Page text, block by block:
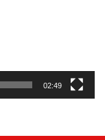
02:49